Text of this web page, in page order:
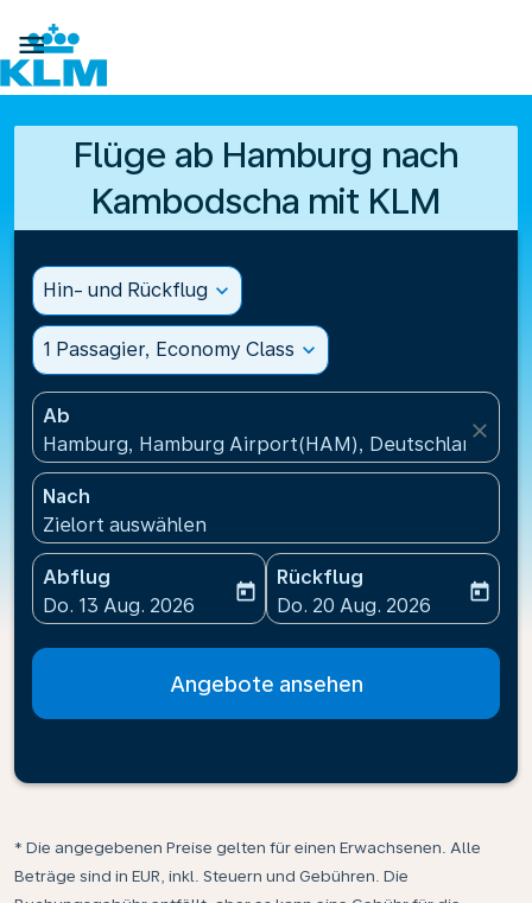

Flüge ab Hamburg nach
Kambodscha mit KLM
Hin- und Rückflug expand_more
1 Passagier, Economy Class expand_more
Ab
Hamburg, Hamburg Airport(HAM), Deutschland
close
Nach
Zielort auswählen
Abflug
fc-booking-departure-date-aria-label
Do. 13 Aug. 2026
today
Rückflug
fc-booking-return-date-
Do. 20 Aug. 2026
today
Angebote ansehen
* Die angegebenen Preise gelten für einen Erwachsenen. Alle
Beträge sind in EUR, inkl. Steuern und Gebühren. Die